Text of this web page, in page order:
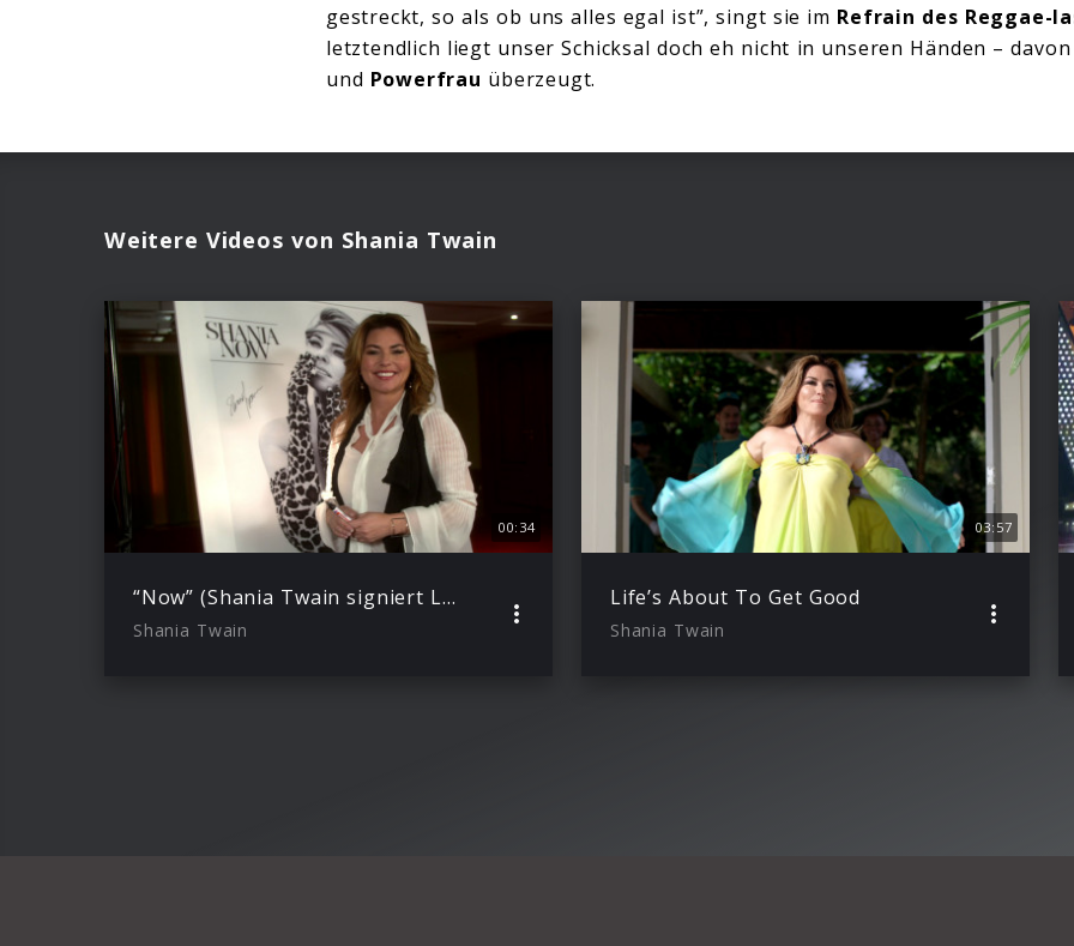
gestreckt, so als ob uns alles egal ist”, singt sie im Refrain des Reggae-
letztendlich liegt unser Schicksal doch eh nicht in unseren Händen –
und Powerfrau überzeugt.
Weitere Videos von Shania Twain
00:34
“Now” (Shania Twain signiert Leinwand)
Shania Twain
03:57
Life’s About To Get Good
Shania Twain